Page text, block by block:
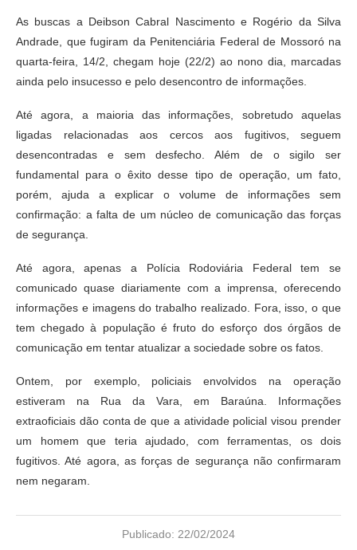
As buscas a Deibson Cabral Nascimento e Rogério da Silva
Andrade, que fugiram da Penitenciária Federal de Mossoró na
quarta-feira, 14/2, chegam hoje (22/2) ao nono dia, marcadas
ainda pelo insucesso e pelo desencontro de informações.
Até agora, a maioria das informações, sobretudo aquelas
ligadas relacionadas aos cercos aos fugitivos, seguem
desencontradas e sem desfecho. Além de o sigilo ser
fundamental para o êxito desse tipo de operação, um fato,
porém, ajuda a explicar o volume de informações sem
confirmação: a falta de um núcleo de comunicação das forças
de segurança.
Até agora, apenas a Polícia Rodoviária Federal tem se
comunicado quase diariamente com a imprensa, oferecendo
informações e imagens do trabalho realizado. Fora, isso, o que
tem chegado à população é fruto do esforço dos órgãos de
comunicação em tentar atualizar a sociedade sobre os fatos.
Ontem, por exemplo, policiais envolvidos na operação
estiveram na Rua da Vara, em Baraúna. Informações
extraoficiais dão conta de que a atividade policial visou prender
um homem que teria ajudado, com ferramentas, os dois
fugitivos. Até agora, as forças de segurança não confirmaram
nem negaram.
Publicado: 22/02/2024